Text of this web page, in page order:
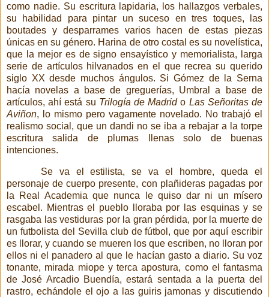
como nadie. Su escritura lapidaria, los hallazgos verbales,
su habilidad para pintar un suceso en tres toques, las
boutades y desparrames varios hacen de estas piezas
únicas en su género. Harina de otro costal es su novelística,
que la mejor es de signo ensayístico y memorialista, larga
serie de artículos hilvanados en el que recrea su querido
siglo XX desde muchos ángulos. Si Gómez de la Serna
hacía novelas a base de greguerías, Umbral a base de
artículos, ahí está su Trilogía de Madrido Las Señoritas de
Aviñon, lo mismo pero vagamente novelado. No trabajó el
realismo social, que un dandi no se iba a rebajar a la torpe
escritura salida de plumas llenas solo de buenas
intenciones.
Se va el estilista, se va el hombre, queda el
personaje de cuerpo presente, con plañideras pagadas por
la Real Academia que nunca le quiso dar ni un mísero
escabel. Mientras el pueblo lloraba por las esquinas y se
rasgaba las vestiduras por la gran pérdida, por la muerte de
un futbolista del Sevilla club de fútbol, que por aquí escribir
es llorar, y cuando se mueren los que escriben, no lloran por
ellos ni el panadero al que le hacían gasto a diario. Su voz
tonante, mirada miope y terca apostura, como el fantasma
de José Arcadio Buendía, estará sentada a la puerta del
rastro, echándole el ojo a las guiris jamonas y discutiendo